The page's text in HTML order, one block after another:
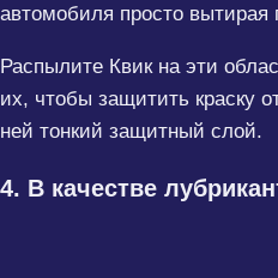
автомобиля просто вытирая
Распылите Квик на эти
их, чтобы защитить краску
ней тонкий защитный слой.
4. В качестве